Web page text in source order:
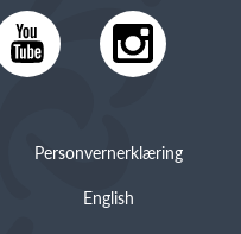
Personvernerklæring
English